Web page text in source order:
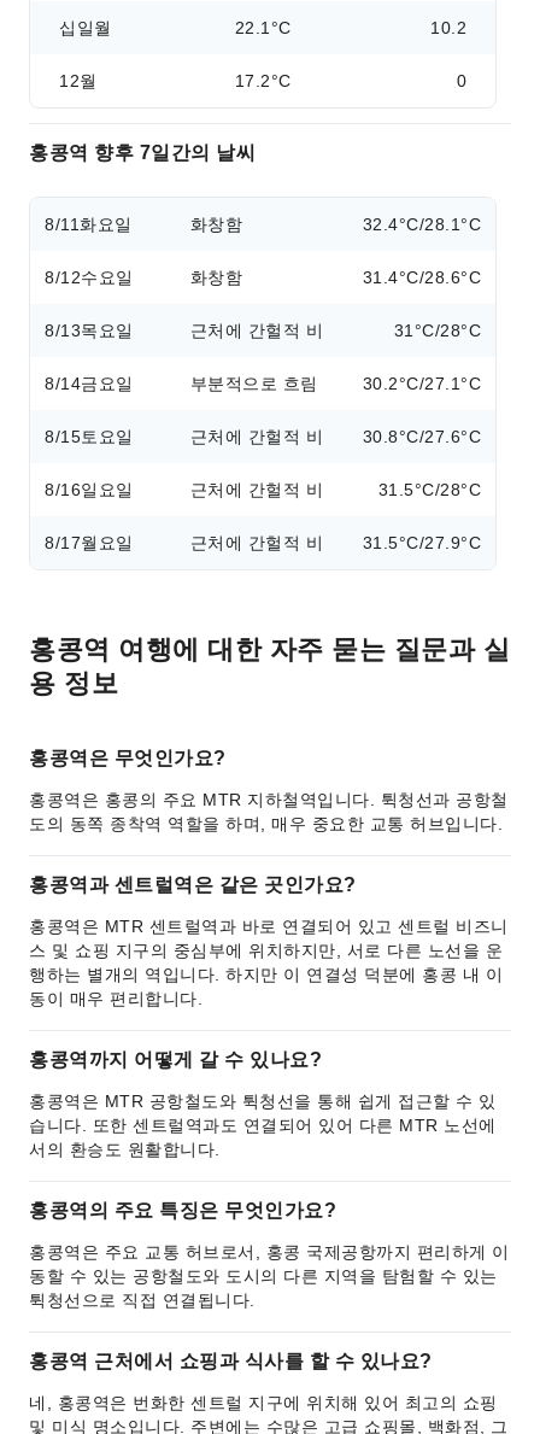
십일월 22.1°C 10.2
12월 17.2°C 0
홍콩역 향후 7일간의 날씨
8/11 화요일 화창함 32.4°C/28.1°C
8/12수요일 화창함 31.4°C/28.6°C
8/13목요일 근처에 간헐적 비 31°C/28°C
8/14금요일 부분적으로 흐림 30.2°C/27.1°C
8/15토요일 근처에 간헐적 비 30.8°C/27.6°C
8/16일요일 근처에 간헐적 비 31.5°C/28°C
8/17월요일 근처에 간헐적 비 31.5°C/27.9°C
홍콩역 여행에 대한 자주 묻는 질문과 실
용 정보
홍콩역은 무엇인가요?
홍콩역은 홍콩의 주요 MTR 지하철역입니다. 튁청선과 공항철
도의 동쪽 종착역 역할을 하며, 매우 중요한 교통 허브입니다.
홍콩역과 센트럴역은 같은 곳인가요?
홍콩역은 MTR 센트럴역과 바로 연결되어 있고 센트럴 비즈니
스 및 쇼핑 지구의 중심부에 위치하지만, 서로 다른 노선을 운
행하는 별개의 역입니다. 하지만 이 연결성 덕분에 홍콩 내 이
동이 매우 편리합니다.
홍콩역까지 어떻게 갈 수 있나요?
홍콩역은 MTR 공항철도와 튁청선을 통해 쉽게 접근할 수 있
습니다. 또한 센트럴역과도 연결되어 있어 다른 MTR 노선에
서의 환승도 원활합니다.
홍콩역의 주요 특징은 무엇인가요?
홍콩역은 주요 교통 허브로서, 홍콩 국제공항까지 편리하게 이
동할 수 있는 공항철도와 도시의 다른 지역을 탐험할 수 있는
튁청선으로 직접 연결됩니다.
홍콩역 근처에서 쇼핑과 식사를 할 수 있나요?
네, 홍콩역은 번화한 센트럴 지구에 위치해 있어 최고의 쇼핑
및 미식 명소입니다. 주변에는 수많은 고급 쇼핑몰, 백화점, 그